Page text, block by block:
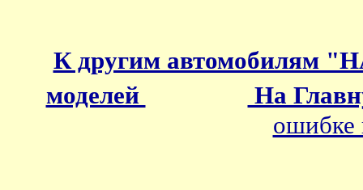
К другим автомобилям
моделей
На
ошибке